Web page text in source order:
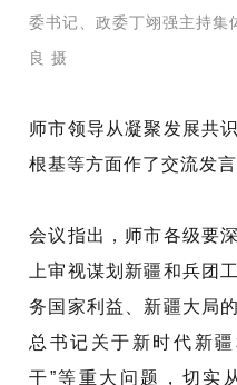
委书记、政委丁翊强主持集
良 摄
师市领导从凝聚发展共
根基等方面作了交流发言
会议指出，师市各级要
上审视谋划新疆和兵团
务国家利益、新疆大局
总书记关于新时代新
干”等重大问题，切实